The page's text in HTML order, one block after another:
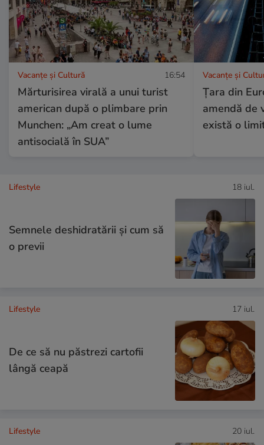
Vacanțe și Cultură 16:54
Mărturisirea virală a unui turist
american după o plimbare prin
Munchen: „Am creat o lume
antisocială în SUA”
Vacanțe și
Țara din
amendă de
există o
Lifestyle 18 iul.
Semnele deshidratării și cum să
o previi
Lifestyle 17 iul.
De ce să nu păstrezi cartofii
lângă ceapă
Lifestyle 20 iul.